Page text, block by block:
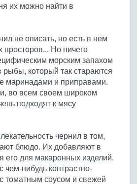
их можно найти в
не описать, но есть в нем
просторов... Но ничего
морским запахом
рыбы, который так стараются
маринадами и приправами.
во всем своем широком
подходят к мясу
чернил в том,
блюдо. Их добавляют в
его для макаронных изделий.
чем-нибудь контрастно-
томатным соусом и свежей